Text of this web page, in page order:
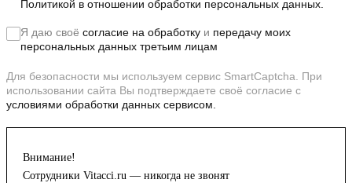
Политикой в отношении обработки персональных данных.
Я даю своё согласие на обработку и передачу моих
персональных данных третьим лицам
Для безопасности мы используем сервис SmartCaptcha. При
использовании сайта Вы подтверждаете своё согласие с
условиями обработки данных сервисом.
Внимание!
Сотрудники Vitacci.ru — никогда не звонят